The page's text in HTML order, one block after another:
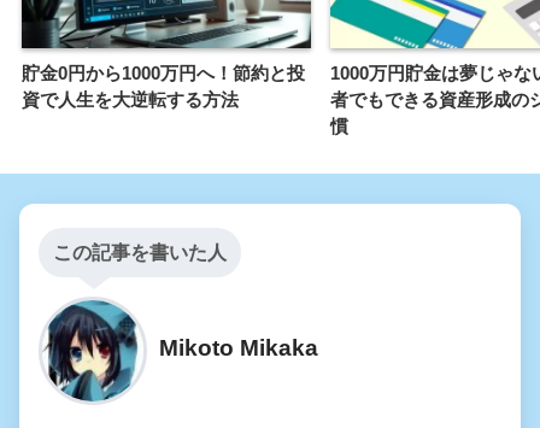
貯金0円から1000万円へ！節約と投
資で人生を大逆転する方法
1000万円貯金は夢じゃな
者でもできる資産形成の
慣
この記事を書いた人
Mikoto Mikaka